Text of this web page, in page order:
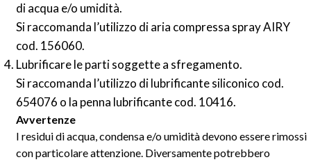
di acqua e/o umidità.
Si raccomanda l’utilizzo di aria compressa spray AIRY
cod. 156060.
Lubrificare le parti soggette a sfregamento.
Si raccomanda l’utilizzo di lubrificante siliconico cod.
654076 o la penna lubrificante cod. 10416.
Avvertenze
I residui di acqua, condensa e/o umidità devono essere rimossi
con particolare attenzione. Diversamente potrebbero